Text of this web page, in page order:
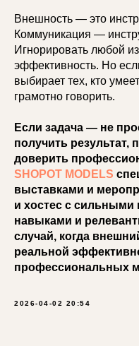
Внешность — это
Коммуникация —
Игнорировать любой
эффективность. Но
выбирает тех, кто
грамотно говорить.
Если задача — не
получить результат,
доверить
SHOPOT MODELS
выставками и
и хостес с
навыками и
случай, когда
реальной
профессиональных
2026-04-02 20:54